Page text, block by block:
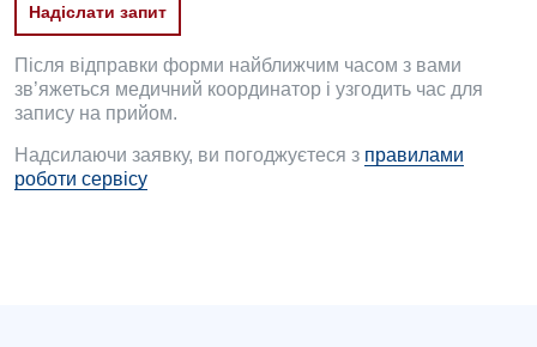
Ревматологія
Судинна хірургія
Терапевтичне відділення
Терапія
Надіслати запит
Після відправки форми найближчим часом з вами
зв’яжеться медичний координатор і узгодить час для
запису на прийом.
Надсилаючи заявку, ви погоджуєтеся з правилами
роботи сервісу